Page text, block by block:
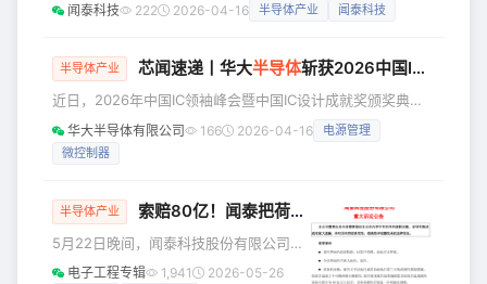
上市公司品牌500强”总品牌价值达
840.53亿元。其中科技、金融、能源、
智能
庭（“企业法庭”）针对安世半导体案件做出最新裁决。企业法
闻泰科技 222 2026-04-16 半导体产业 闻泰科技
半导体产业 芯闻速递丨华大半导体斩获2026中国IC设计成就奖多项殊荣
近日，2026年中国IC领袖峰会暨中国IC设计成就奖颁奖典礼
在上海落幕。华大半导体再度荣膺“十大中国IC设计公司”；公
司旗下上海贝岭股份有限公司自主研发的150V屏蔽栅
体业界极具公信力与影响力的权威技术奖项，中国IC设计成就
奖由全球电子技术领域知名媒体AspenCore主
华大半导体有限公司 166 2026-04-16
电源管理
微控制器
半导体产业 索赔80亿！闻泰把荷兰安世告上中国法院
5月22日晚间，闻泰科技股份有限公司发
布公告，公司及子公司裕成控股有限公
电子工程专辑 1,941 2026-05-26